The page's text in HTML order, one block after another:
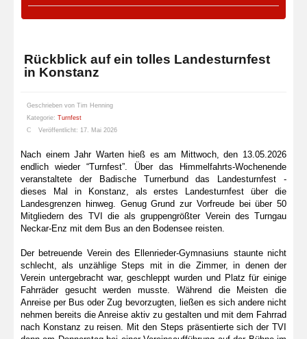
Rückblick auf ein tolles Landesturnfest
in Konstanz
Geschrieben von Tim Henning
Kategorie: Turnfest
Veröffentlicht: 17. Mai 2026
Nach einem Jahr Warten hieß es am Mittwoch, den 13.05.2026
endlich wieder “Turnfest”. Über das Himmelfahrts-Wochenende
veranstaltete der Badische Turnerbund das Landesturnfest -
dieses Mal in Konstanz, als erstes Landesturnfest über die
Landesgrenzen hinweg. Genug Grund zur Vorfreude bei über 50
Mitgliedern des TVI die als gruppengrößter Verein des Turngau
Neckar-Enz mit dem Bus an den Bodensee reisten.
Der betreuende Verein des Ellenrieder-Gymnasiuns staunte nicht
schlecht, als unzählige Steps mit in die Zimmer, in denen der
Verein untergebracht war, geschleppt wurden und Platz für einige
Fahrräder gesucht werden musste. Während die Meisten die
Anreise per Bus oder Zug bevorzugten, ließen es sich andere nicht
nehmen bereits die Anreise aktiv zu gestalten und mit dem Fahrrad
nach Konstanz zu reisen. Mit den Steps präsentierte sich der TVI